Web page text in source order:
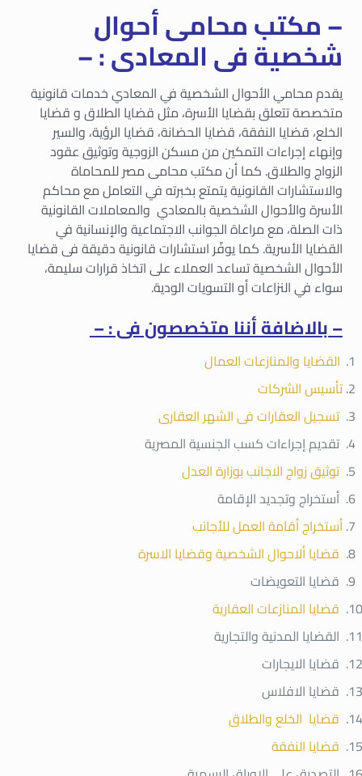
– مكتب محامى أحوال
شخصية فى المعادى : –
يقدم محامي الأحوال الشخصية في المعادي خدمات قانونية
متخصصة تتعلق بقضايا الأسرة، مثل قضايا الطلاق و قضايا
الخلع، قضايا النفقة، قضايا الحضانة، قضايا الرؤية، والسير
وإنهاء إجراءات التمكين من مسكن الزوجية وتوثيق عقود
الزواج والطلاق. كما أن مكتب محامى مصر للمحاماة
والاستشارات القانونية يتمتع بخبرته في التعامل مع محاكم
الأسرة والأحوال الشخصية بالمعادي والمعاملات القانونية
ذات الصلة، مع مراعاة الجوانب الاجتماعية والإنسانية في
القضايا الأسرية. كما يوفّر استشارات قانونية دقيقة فى قضايا
الأحوال الشخصية تساعد العملاء على اتخاذ قرارات سليمة،
سواء في النزاعات أو التسويات الودية.
– بالاضافة أننا متخصصون فى : –
القضايا والمنازعات العمال
تأسيس الشركات
تسجيل العقارات فى الشهر العقارى
تقديم إجراءات كسب الجنسية المصرية
توثيق زواج الاجانب بوزارة العدل
أستخراج وتجديد الإقامة
أستخراج أقامة العمل للأجانب
قضايا ألاحوال الشخصية وقضايا الاسرة
قضايا التعويضات
قضايا المنازعات العقارية
القضايا المدنية والتجارية
قضايا الايجارات
قضايا الافلاس
قضايا الخلع والطلاق
قضايا النفقة